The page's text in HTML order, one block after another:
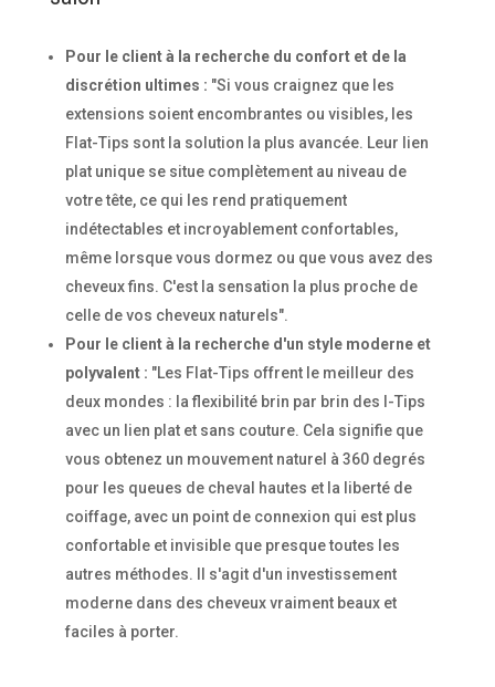
Pour le client à la recherche du confort et de la
discrétion ultimes : "Si vous craignez que les
extensions soient encombrantes ou visibles, les
Flat-Tips sont la solution la plus avancée. Leur lien
plat unique se situe complètement au niveau de
votre tête, ce qui les rend pratiquement
indétectables et incroyablement confortables,
même lorsque vous dormez ou que vous avez des
cheveux fins. C'est la sensation la plus proche de
celle de vos cheveux naturels".
Pour le client à la recherche d'un style moderne et
polyvalent : "Les Flat-Tips offrent le meilleur des
deux mondes : la flexibilité brin par brin des I-Tips
avec un lien plat et sans couture. Cela signifie que
vous obtenez un mouvement naturel à 360 degrés
pour les queues de cheval hautes et la liberté de
coiffage, avec un point de connexion qui est plus
confortable et invisible que presque toutes les
autres méthodes. Il s'agit d'un investissement
moderne dans des cheveux vraiment beaux et
faciles à porter.